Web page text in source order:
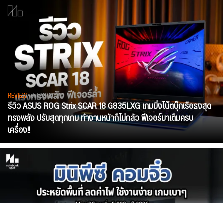
REVIEW• Jul 28, 2026
รีวิว ASUS ROG Strix SCAR 18 G835LXG เกมมิ่งโน้ตบุ๊กเรือธงสุด
ทรงพลัง ปรับสุดทุกเกม ทำงานหนักก็ไม่กลัว ฟีเจอร์มาเต็มครบ
เครื่อง!!